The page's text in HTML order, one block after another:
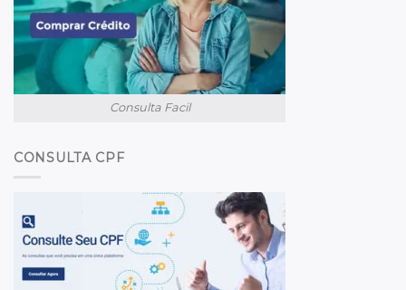
Consulta Facil
CONSULTA CPF